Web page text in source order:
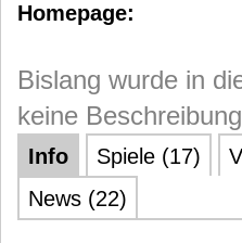
Homepage:
Bislang wurde in
keine
Info Spiele (17)
News (22)